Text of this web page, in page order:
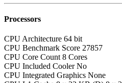
Processors
CPU Architecture 64 bit
CPU Benchmark Score 27857
CPU Core Count 8 Cores
CPU Included Cooler No
CPU Integrated Graphics None